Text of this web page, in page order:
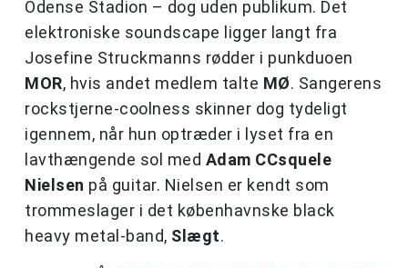
Odense Stadion – dog uden publikum. Det
elektroniske soundscape ligger langt fra
Josefine Struckmanns rødder i punkduoen
MOR, hvis andet medlem talte MØ. Sangerens
rockstjerne-coolness skinner dog tydeligt
igennem, når hun optræder i lyset fra en
lavthængende sol med Adam CCsquele
Nielsen på guitar. Nielsen er kendt som
trommeslager i det københavnske black
heavy metal-band, Slægt.